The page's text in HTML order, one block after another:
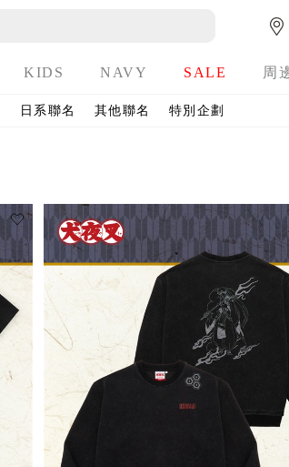
KIDS NAVY SALE 周
日系聯名 其他聯名 特別企劃